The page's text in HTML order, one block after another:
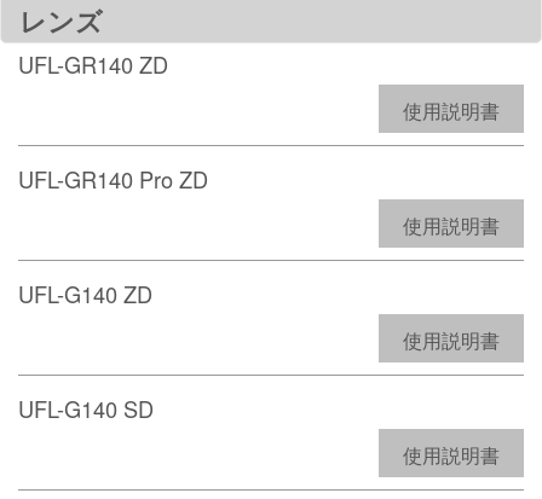
レンズ
UFL-GR140 ZD
使用説明書
UFL-GR140 Pro ZD
使用説明書
UFL-G140 ZD
使用説明書
UFL-G140 SD
使用説明書